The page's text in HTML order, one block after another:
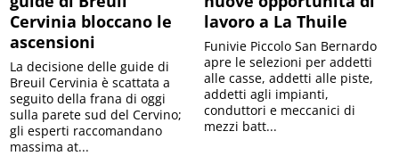
Cervinia bloccano le
ascensioni
La decisione delle guide di
Breuil Cervinia è scattata a
seguito della frana di oggi
sulla parete sud del Cervino;
gli esperti raccomandano
massima at...
lavoro a La Thuile
Funivie Piccolo San Bernardo
apre le selezioni per addetti
alle casse, addetti alle piste,
addetti agli impianti,
conduttori e meccanici di
mezzi batt...